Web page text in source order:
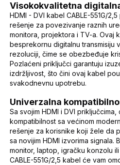
Visokokvalitetna
HDMI - DVI kabel CABLE-551G/
rešenje za povezivanje raznih
monitora, projektora i TV-a. Ovaj
besprekornu digitalnu transmisiju
rezoluciji, čime se obezbeđuje
Pozlaćeni priključci garantuju
izdržljivost, što čini ovaj kabel
svakodnevnu upotrebu.
Univerzalna
Sa svojim HDMI i DVI
kompatibilnost sa većinom
rešenje za korisnike koji žele da
sa novijim HDMI izvorima signala.
monitor, laptop, igračku konzolu ili
CABLE-551G/2,5 kabel će vam